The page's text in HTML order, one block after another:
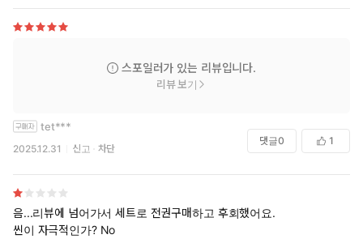
스포일러가 있는 리뷰입니다.
리뷰 보기
tet***
2025.12.31 신고 차단
댓글0 1
음...리뷰에 넘어가서 세트로 전권구매하고 후회했어요.
씬이 자극적인가? No